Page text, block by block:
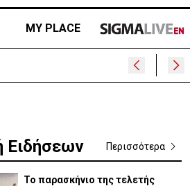
MY PLACE
Ειδήσεων Περισσότερα
Το παρασκήνιο της τελετής